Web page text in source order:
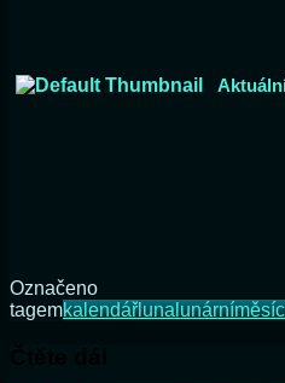
Označeno
tagemkalendářlunalunárníměsíc